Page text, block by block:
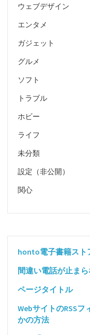
ウェブデザイン
エンタメ
ガジェット
グルメ
ソフト
トラブル
ホビー
ライフ
未分類
設定（非公開）
関心
honto電子書籍スト
間違い電話が止ま
ページタイトル
WebサイトのRSS
かの方法